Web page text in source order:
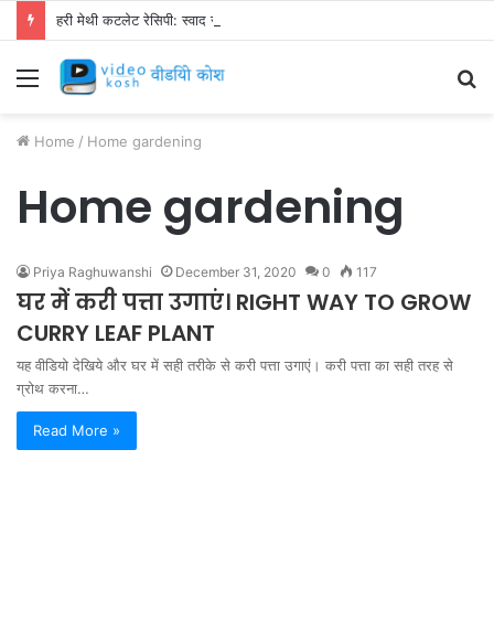
हरी मेथी कटलेट रेसिपी: स्वाद से भरपूर और स्वस्थ नाश्ता बनाएं!
Menu
Home / Home gardening
Home gardening
Priya Raghuwanshi December 31, 2020 0 117
घर में करी पत्ता उगाएं। RIGHT WAY TO GROW
CURRY LEAF PLANT
यह वीडियो देखिये और घर में सही तरीके से करी पत्ता उगाएं। करी पत्ता का सही तरह से
ग्रोथ करना…
Read More »